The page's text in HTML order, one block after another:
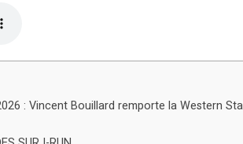
: Vincent Bouillard remporte la Western